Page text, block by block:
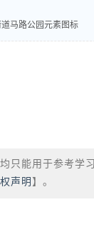
马路公园元素图标
只能用于参考学
声明 】。